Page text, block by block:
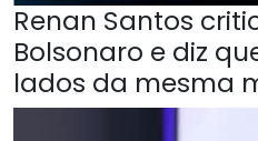
Renan Santos
Bolsonaro e diz
lados da mesma